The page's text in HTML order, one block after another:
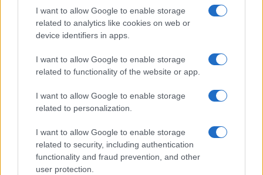
I want to allow Google to enable storage
related to analytics like cookies on web or
device identifiers in apps.
I want to allow Google to enable storage
related to functionality of the website or app.
I want to allow Google to enable storage
related to personalization.
I want to allow Google to enable storage
related to security, including authentication
functionality and fraud prevention, and other
user protection.
minoranza di speculatori.